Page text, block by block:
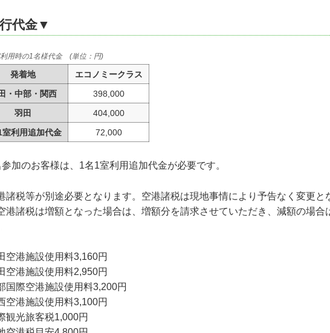
代金▼
発着地
エコノミークラス
・中部・関西
398,000
羽田
404,000
室利用追加代金
72,000
用時の1名様代金 (単位：円)
加のお客様は、1名1室利用追加代金が必要です。
諸税等が別途必要となります。空港諸税は現地事情により予告なく変更と
港諸税は増額となった場合は、増額分を請求させていただき、減額の場合
空港施設使用料3,160円
空港施設使用料2,950円
国際空港施設使用料3,200円
空港施設使用料3,100円
観光旅客税1,000円